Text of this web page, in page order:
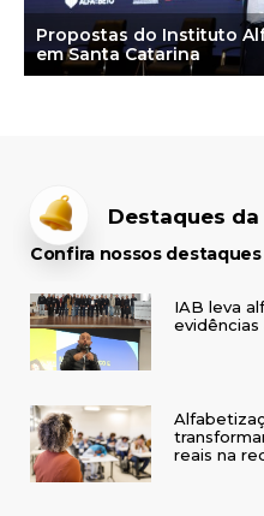
Propostas do Instituto
em Santa Catarina
Destaques da
Confira nossos
IAB leva
reais na